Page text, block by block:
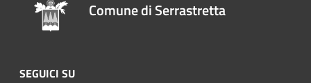
Comune di Serrastretta
SEGUICI SU